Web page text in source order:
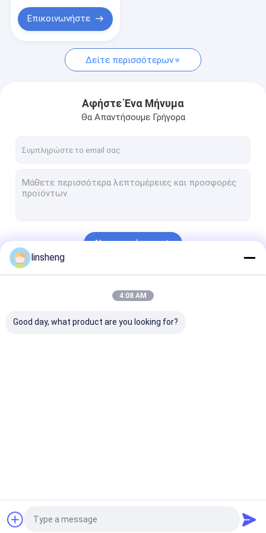
πλατφόρμα, 24V DC
Επικοινωνήστε
Δείτε περισσότερων
Αφήστε Ένα Μήνυμα
Θα Απαντήσουμε Γρήγορα
Να συνεχίσει
linsheng
4:08 AM
Good day, what product are you looking for?